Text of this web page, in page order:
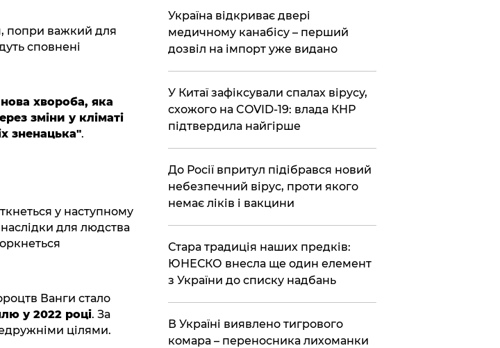
попри важкий для
сповнені
хвороба, яка
зміни у кліматі
зненацька".
у наступному
для людства
Ванги стало
у 2022 році. За
цілями.
Україна відкриває двері
медичному канабісу – перший
дозвіл на імпорт уже видано
У Китаї зафіксували спалах вірусу,
схожого на COVID-19: влада КНР
підтвердила найгірше
До Росії впритул підібрався новий
небезпечний вірус, проти якого
немає ліків і вакцини
Стара традиція наших предків:
ЮНЕСКО внесла ще один елемент
з України до списку надбань
В Україні виявлено тигрового
комара – переносника лихоманки